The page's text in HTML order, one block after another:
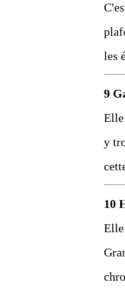
les
9
Elle
y
10
Elle